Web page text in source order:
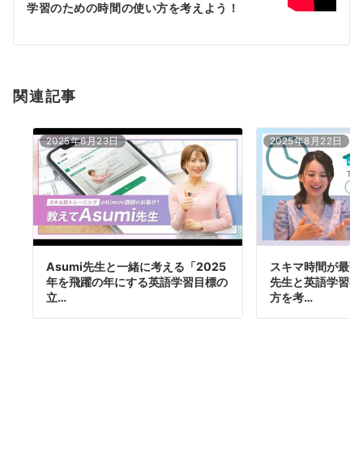
ン
学習のための時間の使い方を考えよう！
関連記事
2025年6月23日
Asumi先生と一緒に考える「2025
年を飛躍の年にする英語学習目標の
立…
2025年8月22日
スキマ時間が最
先生と英語学習
方を考…